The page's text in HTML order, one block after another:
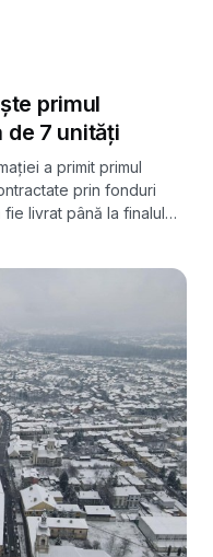
primul
7 unități
a primit primul
prin fonduri
livrat până la finalul